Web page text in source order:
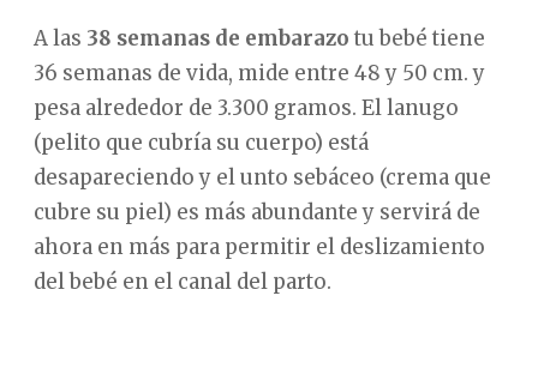
A las 38 semanas de embarazo tu bebé tiene
36 semanas de vida, mide entre 48 y 50 cm. y
pesa alrededor de 3.300 gramos. El lanugo
(pelito que cubría su cuerpo) está
desapareciendo y el unto sebáceo (crema que
cubre su piel) es más abundante y servirá de
ahora en más para permitir el deslizamiento
del bebé en el canal del parto.